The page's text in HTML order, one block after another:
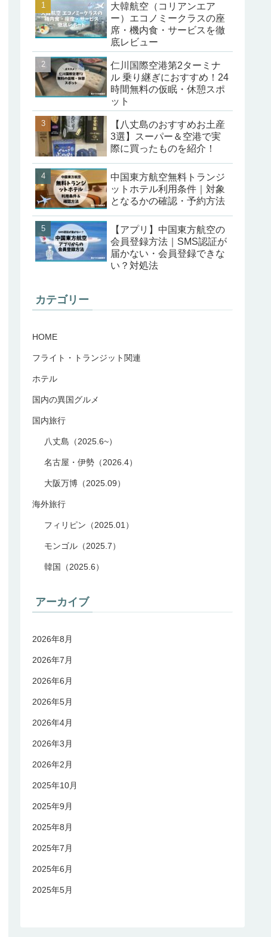
大韓航空（コリアンエア
ー）エコノミークラスの座
席・機内食・サービスを徹
底レビュー
仁川国際空港第2ターミナ
ル 乗り継ぎにおすすめ！24
時間無料の仮眠・休憩スポ
ット
【八丈島のおすすめお土産
3選】スーパー＆空港で実
際に買ったものを紹介！
中国東方航空無料トランジ
ットホテル利用条件｜対象
となるかの確認・予約方法
【アプリ】中国東方航空の
会員登録方法｜SMS認証が
届かない・会員登録できな
い？対処法
カテゴリー
HOME
フライト・トランジット関連
ホテル
国内の異国グルメ
国内旅行
八丈島（2025.6~）
名古屋・伊勢（2026.4）
大阪万博（2025.09）
海外旅行
フィリピン（2025.01）
モンゴル（2025.7）
韓国（2025.6）
アーカイブ
2026年8月
2026年7月
2026年6月
2026年5月
2026年4月
2026年3月
2026年2月
2025年10月
2025年9月
2025年8月
2025年7月
2025年6月
2025年5月